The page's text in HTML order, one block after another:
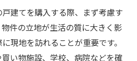
建てを購入する際、まず考慮す
件の立地が生活の質に大きく影
現地を訪れることが重要です。
い物施設、学校、病院などを確